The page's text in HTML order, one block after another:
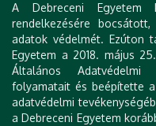
A szervezőbizottság
résztvevőket, hogy
idősebb kollégáik között
tudományos eseményt.
A Szervezőbizottság
A Debreceni Egyetem
rendelkezésére
adatok védelmét. Ezúton
Egyetem a 2018. május
Általános Adatvédelmi
folyamatait és beépítette
adatvédelmi
a Debreceni Egyetem